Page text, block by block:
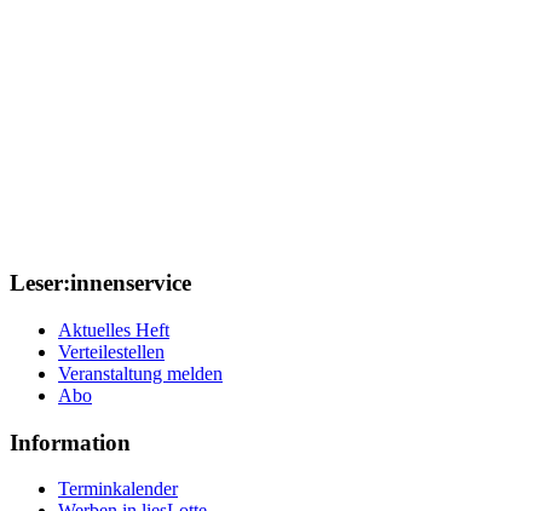
Leser:innenservice
Aktuelles Heft
Verteilestellen
Veranstaltung melden
Abo
Information
Terminkalender